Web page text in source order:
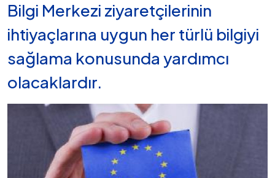
Bilgi Merkezi ziyaretçilerinin
ihtiyaçlarına uygun her türlü bilgiyi
sağlama konusunda yardımcı
olacaklardır.